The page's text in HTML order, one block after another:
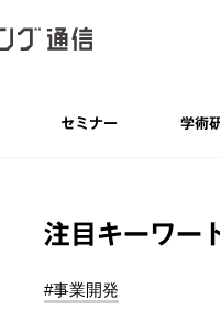
セミナー 学術
注目キーワー
#事業開発